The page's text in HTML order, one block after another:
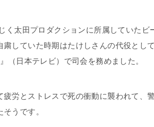
く太田プロダクションに所属していた
粛していた時期はたけしさんの代役とし
（日本テレビ）で司会を務めました。
疲労とストレスで死の衝動に襲われて、
うです。